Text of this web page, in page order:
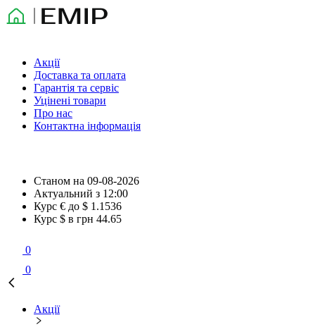
Акції
Доставка та оплата
Гарантія та сервіс
Уцінені товари
Про нас
Контактна інформація
Станом на 09-08-2026
Актуальний з 12:00
Курс € до $ 1.1536
Курс $ в грн 44.65
0
0
Акції